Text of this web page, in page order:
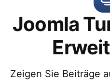
Joomla
Zeigen Sie Beiträge